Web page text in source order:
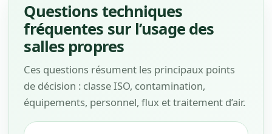
Questions techniques
fréquentes sur l’usage des
salles propres
Ces questions résument les principaux points
de décision : classe ISO, contamination,
équipements, personnel, flux et traitement d’air.